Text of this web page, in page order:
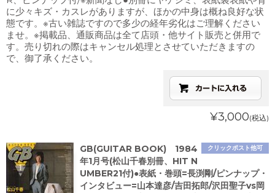
に少々キズ・カスレがありますが、ほかの中身は概ね良好な状
態です。※古い雑誌ですので多少の経年劣化はご理解ください
ませ。※掲載品、通販商品は全て店頭・他サイト販売と併用で
す。売り切れの際はキャンセル処理とさせていただきますの
で、御了承ください。
¥3,000(税込)
クリックポスト他可
GB(GUITAR BOOK) 1984
年1月号(松山千春別冊、HIT N
UMBER21付)●表紙・巻頭=長渕剛/ピンナップ・
インタビュー=山本達彦/吉田拓郎/沢田聖子vs岡